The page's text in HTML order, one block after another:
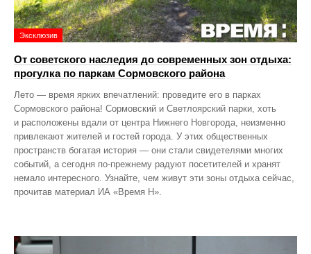
Эксклюзив
От советского наследия до современных зон отдыха:
прогулка по паркам Сормовского района
Лето — время ярких впечатлений: проведите его в парках
Сормовского района! Сормовский и Светлоярский парки, хоть
и расположены вдали от центра Нижнего Новгорода, неизменно
привлекают жителей и гостей города. У этих общественных
пространств богатая история — они стали свидетелями многих
событий, а сегодня по‑прежнему радуют посетителей и хранят
немало интересного. Узнайте, чем живут эти зоны отдыха сейчас,
прочитав материал ИА «Время Н».